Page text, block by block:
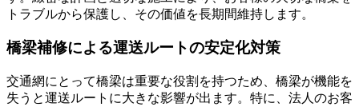
トラブルから保護し、その価値を長期間維持します。
橋梁補修による運送ルートの安定化対策
交通網にとって橋梁は重要な役割を持つため、橋梁が機能を
失うと運送ルートに大きな影響が出ます。特に、法人のお客